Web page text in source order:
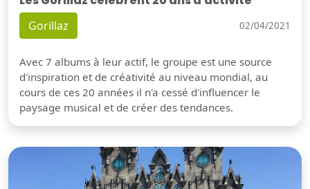
Gorillaz 02/04/2021
Avec 7 albums à leur actif, le groupe est une source
d'inspiration et de créativité au niveau mondial, au
cours de ces 20 années il n'a cessé d'influencer le
paysage musical et de créer des tendances.